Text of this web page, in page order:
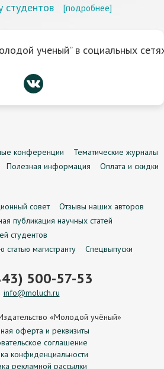
студентов
[подробнее]
ученый” в социальных
конференции
Тематические журналы
Полезная информация
Оплата и скидки
совет
Отзывы наших авторов
публикация научных статей
студентов
статью магистранту
Спецвыпуски
500-57-53
info@moluch.ru
«Молодой учёный»
оферта и реквизиты
соглашение
конфиденциальности
рекламной рассылки